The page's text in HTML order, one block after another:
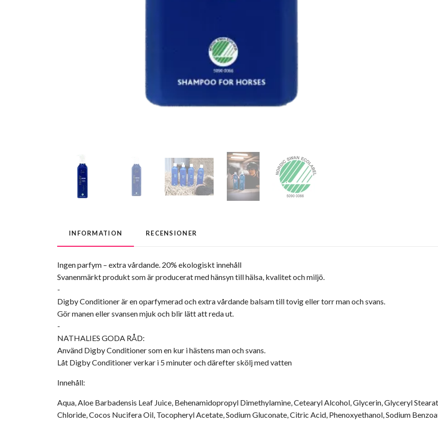
INFORMATION RECENSIONER
Ingen parfym – extra vårdande. 20% ekologiskt innehåll
Svanenmärkt produkt som är producerat med hänsyn till hälsa, kvalitet och miljö.
-
Digby Conditioner är en oparfymerad och extra vårdande balsam till tovig eller torr man och svans.
Gör manen eller svansen mjuk och blir lätt att reda ut.
-
NATHALIES GODA RÅD:
Använd Digby Conditioner som en kur i hästens man och svans.
Låt Digby Conditioner verkar i 5 minuter och därefter skölj med vatten
Innehåll:
Aqua, Aloe Barbadensis Leaf Juice, Behenamidopropyl Dimethylamine, Cetearyl Alcohol, Glycerin, Glyceryl
Chloride, Cocos Nucifera Oil, Tocopheryl Acetate, Sodium Gluconate, Citric Acid, Phenoxyethanol, Sodium